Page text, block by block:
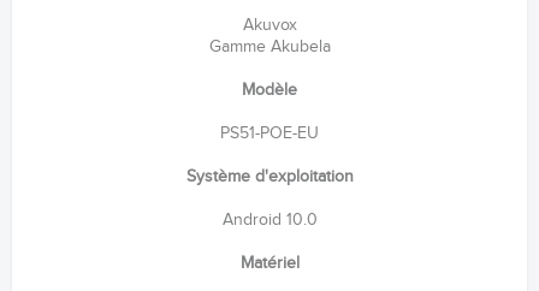
Akuvox
Gamme Akubela
Modèle
PS51-POE-EU
Système d'exploitation
Android 10.0
Matériel